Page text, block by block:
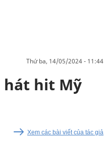
thứ ba, 14/05/2024 - 11:44
hát hit Mỹ
Xem các bài viết của tác giả